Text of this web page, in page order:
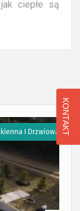
ciepłe są
I Drzwiowa KONTAKT